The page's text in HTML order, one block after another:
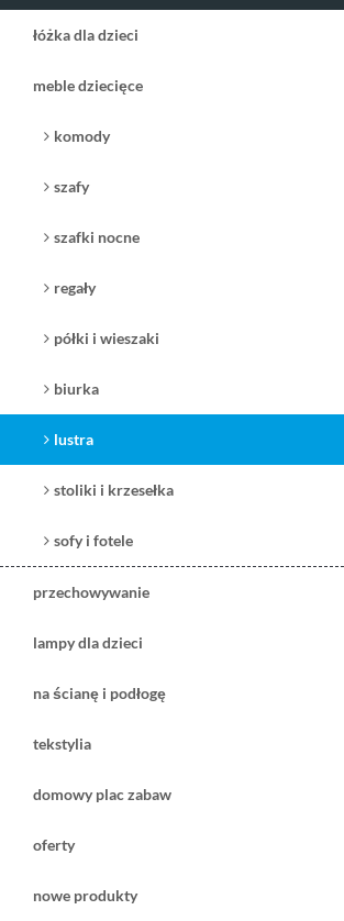
5.490,00 zł
łóżka dla dzieci
meble dziecięce
komody
szafy
szafki nocne
regały
półki i wieszaki
biurka
lustra
stoliki i krzesełka
sofy i fotele
przechowywanie
lampy dla dzieci
na ścianę i podłogę
tekstylia
domowy plac zabaw
oferty
nowe produkty